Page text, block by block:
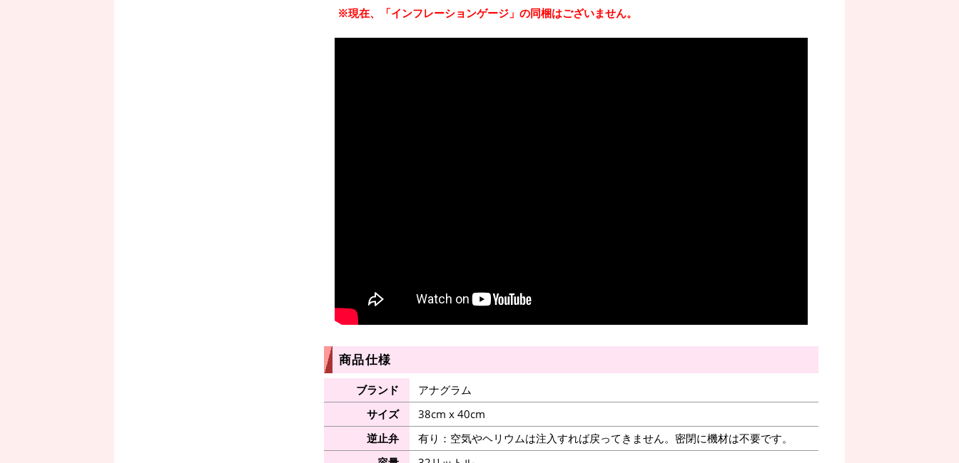
※現在、「インフレーションゲージ」の同梱はございません。
商品仕様
ブランド
アナグラム
サイズ
38cm x 40cm
逆止弁
有り：空気やヘリウムは注入すれば戻ってきません。密閉に機材は不要です。